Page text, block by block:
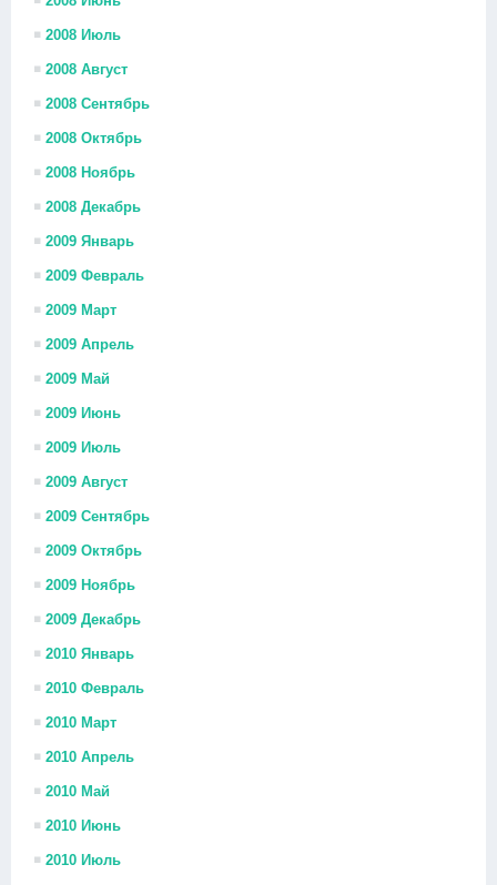
2008 Июль
2008 Август
2008 Сентябрь
2008 Октябрь
2008 Ноябрь
2008 Декабрь
2009 Январь
2009 Февраль
2009 Март
2009 Апрель
2009 Май
2009 Июнь
2009 Июль
2009 Август
2009 Сентябрь
2009 Октябрь
2009 Ноябрь
2009 Декабрь
2010 Январь
2010 Февраль
2010 Март
2010 Апрель
2010 Май
2010 Июнь
2010 Июль